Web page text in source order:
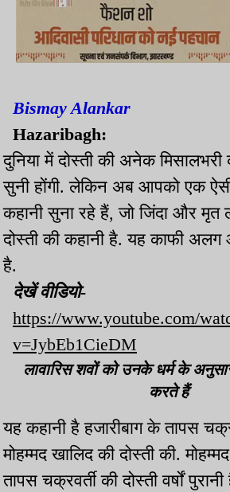
Bismay Alankar
Hazaribagh:
दुनिया में दोस्ती की अनेक
सुनी होंगी. लेकिन अब आपको एक
कहानी सुना रहे हैं, जो जिंदा और मृत
दोस्ती की कहानी है. यह काफी
है.
देखें वीडियो-
https://www.youtube.com/
v=JybEb1CieDM
लावारिस शवों को उनके धर्म के
करते हैं
यह कहानी है हजारीबाग के तापस
मोहम्मद खालिद की दोस्ती की.
तापस चक्रवर्ती की दोस्ती वर्षों